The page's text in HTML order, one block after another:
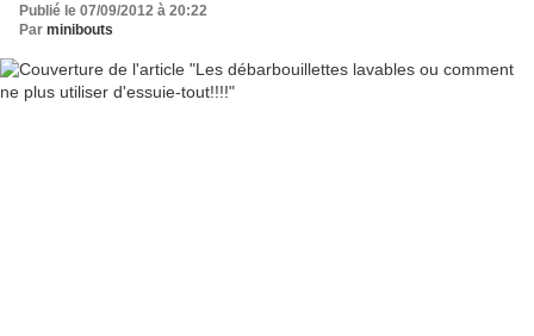
Publié le 07/09/2012 à 20:22
Par minibouts